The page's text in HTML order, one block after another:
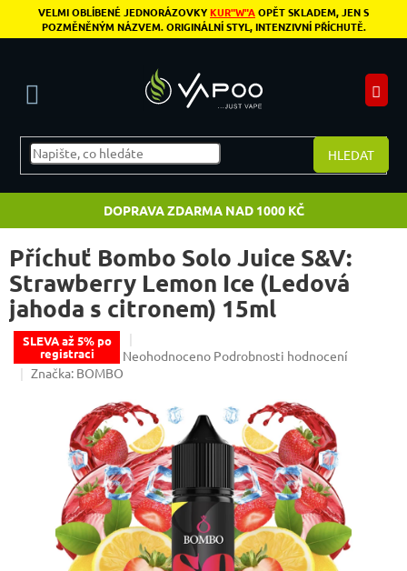
Přejít na obsah
VELMI OBLÍBENÉ JEDNORÁZOVKYKUR"W"AOPĚT SKLADEM, JEN S
POZMĚNĚNÝM NÁZVEM. ORIGINÁLNÍ STYL, INTENZIVNÍ PŘÍCHUTĚ.
HLEDAT
DOPRAVA ZDARMA NAD 1000 KČ
Příchuť Bombo Solo Juice S&V:
Strawberry Lemon Ice (Ledová
jahoda s citronem) 15ml
SLEVA až 5% po
registraci
Průměrné hodnocení produktu je 0,0 z 5
Neohodnoceno Podrobnosti hodnocení
Značka: BOMBO